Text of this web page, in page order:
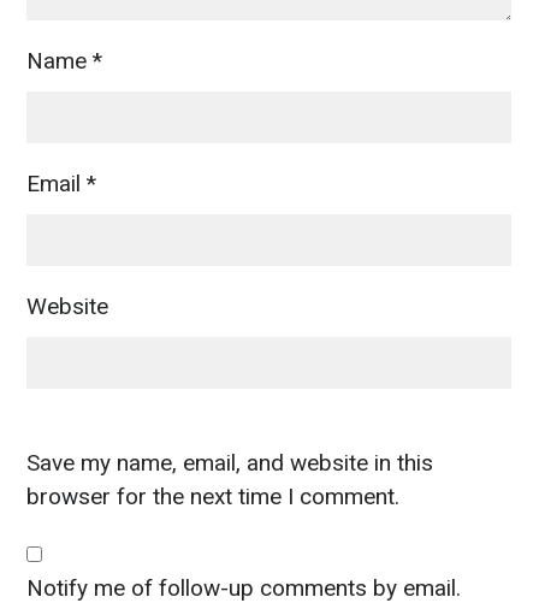
Name*
Email*
Website
Save my name, email, and website in this
browser for the next time I comment.
Notify me of follow-up comments by email.